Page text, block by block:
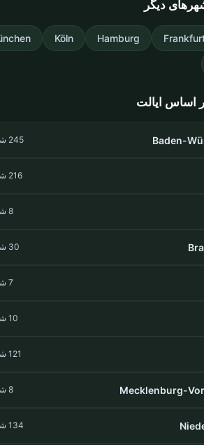
دیگر
Hamburg
Köln
اساس ایالت
Baden- 245 شهر
216 شهر
8 شهر
30 شهر
7 شهر
10 شهر
121 شهر
Mecklenburg- 8 شهر
134 شهر